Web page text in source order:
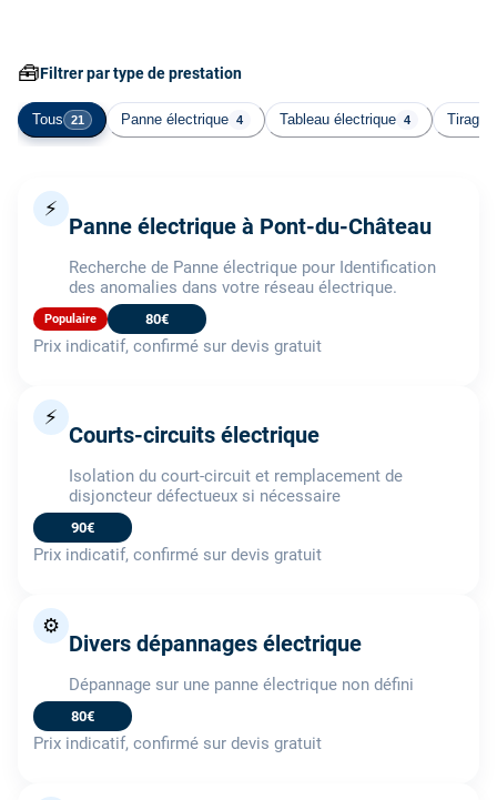
🧰Filtrer par type de prestation
Tous 21 Panne électrique 4 Tableau électrique 4 Tirage
⚡
Panne électrique à Pont-du-Château
Recherche de Panne électrique pour Identification
des anomalies dans votre réseau électrique.
Populaire 80€
Prix indicatif, confirmé sur devis gratuit
⚡
Courts-circuits électrique
Isolation du court-circuit et remplacement de
disjoncteur défectueux si nécessaire
90€
Prix indicatif, confirmé sur devis gratuit
⚙️
Divers dépannages électrique
Dépannage sur une panne électrique non défini
80€
Prix indicatif, confirmé sur devis gratuit